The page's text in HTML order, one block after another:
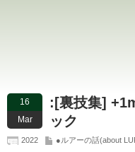
16
Mar
:[裏技集]
ック
2022 ●ルアーの話(about